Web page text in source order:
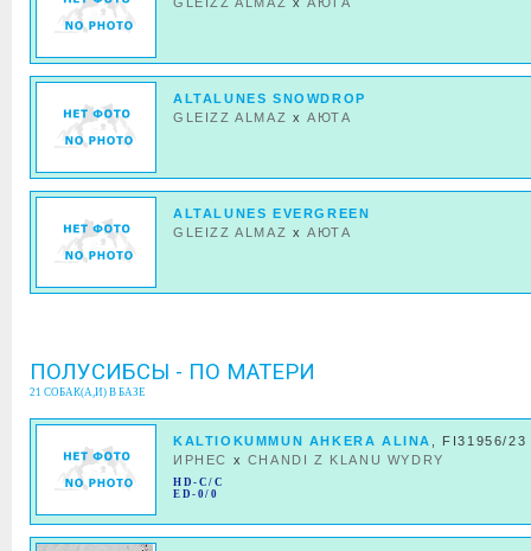
ALTALUNES SNOWDROP
GLEIZZ ALMAZ xАЮТА
ALTALUNES EVERGREEN
GLEIZZ ALMAZ xАЮТА
ПОЛУСИБСЫ - ПО МАТЕРИ
21 СОБАК(А,И) В БАЗЕ
KALTIOKUMMUN AHKERA ALINA
, FI31956/23
ИРНЕС x CHANDI Z KLANU WYDRY
HD-C/C
ED-0/0